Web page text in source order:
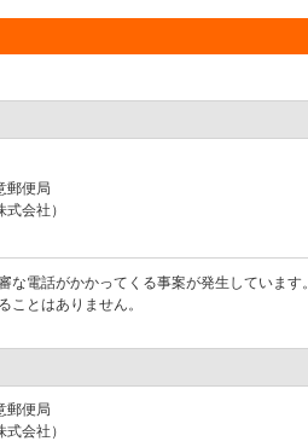
郵便局
式会社）
電話がかかってくる事案が発生しています。
とはありません。
郵便局
式会社）